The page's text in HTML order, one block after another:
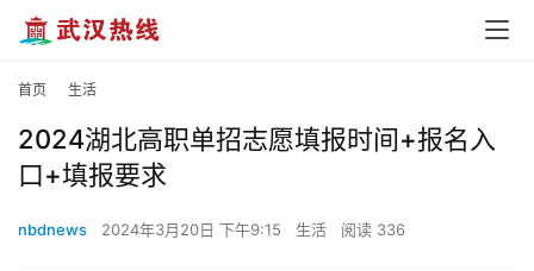
首页 生活
2024湖北高职单招志愿填报时间+报名入
口+填报要求
nbdnews 2024年3月20日 下午9:15 生活 阅读 336